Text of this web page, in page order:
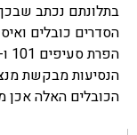
בתלונתם נכתב
הסדרים כובלים
הנסיעות מבקשת
הכובלים האלה אכן